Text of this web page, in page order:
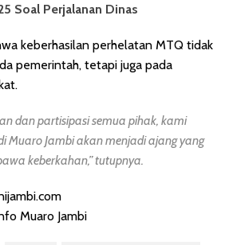
Soal Perjalanan Dinas
keberhasilan perhelatan MTQ tidak
pemerintah, tetapi juga pada
dan partisipasi semua pihak, kami
Muaro Jambi akan menjadi ajang yang
keberkahan,” tutupnya.
Muaro Jambi